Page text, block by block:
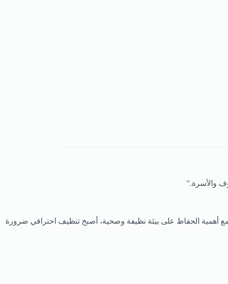
والأسرة.”
أهمية الحفاظ على بيئة نظيفة وصحية، أصبح تنظيف احترافي ضرورة